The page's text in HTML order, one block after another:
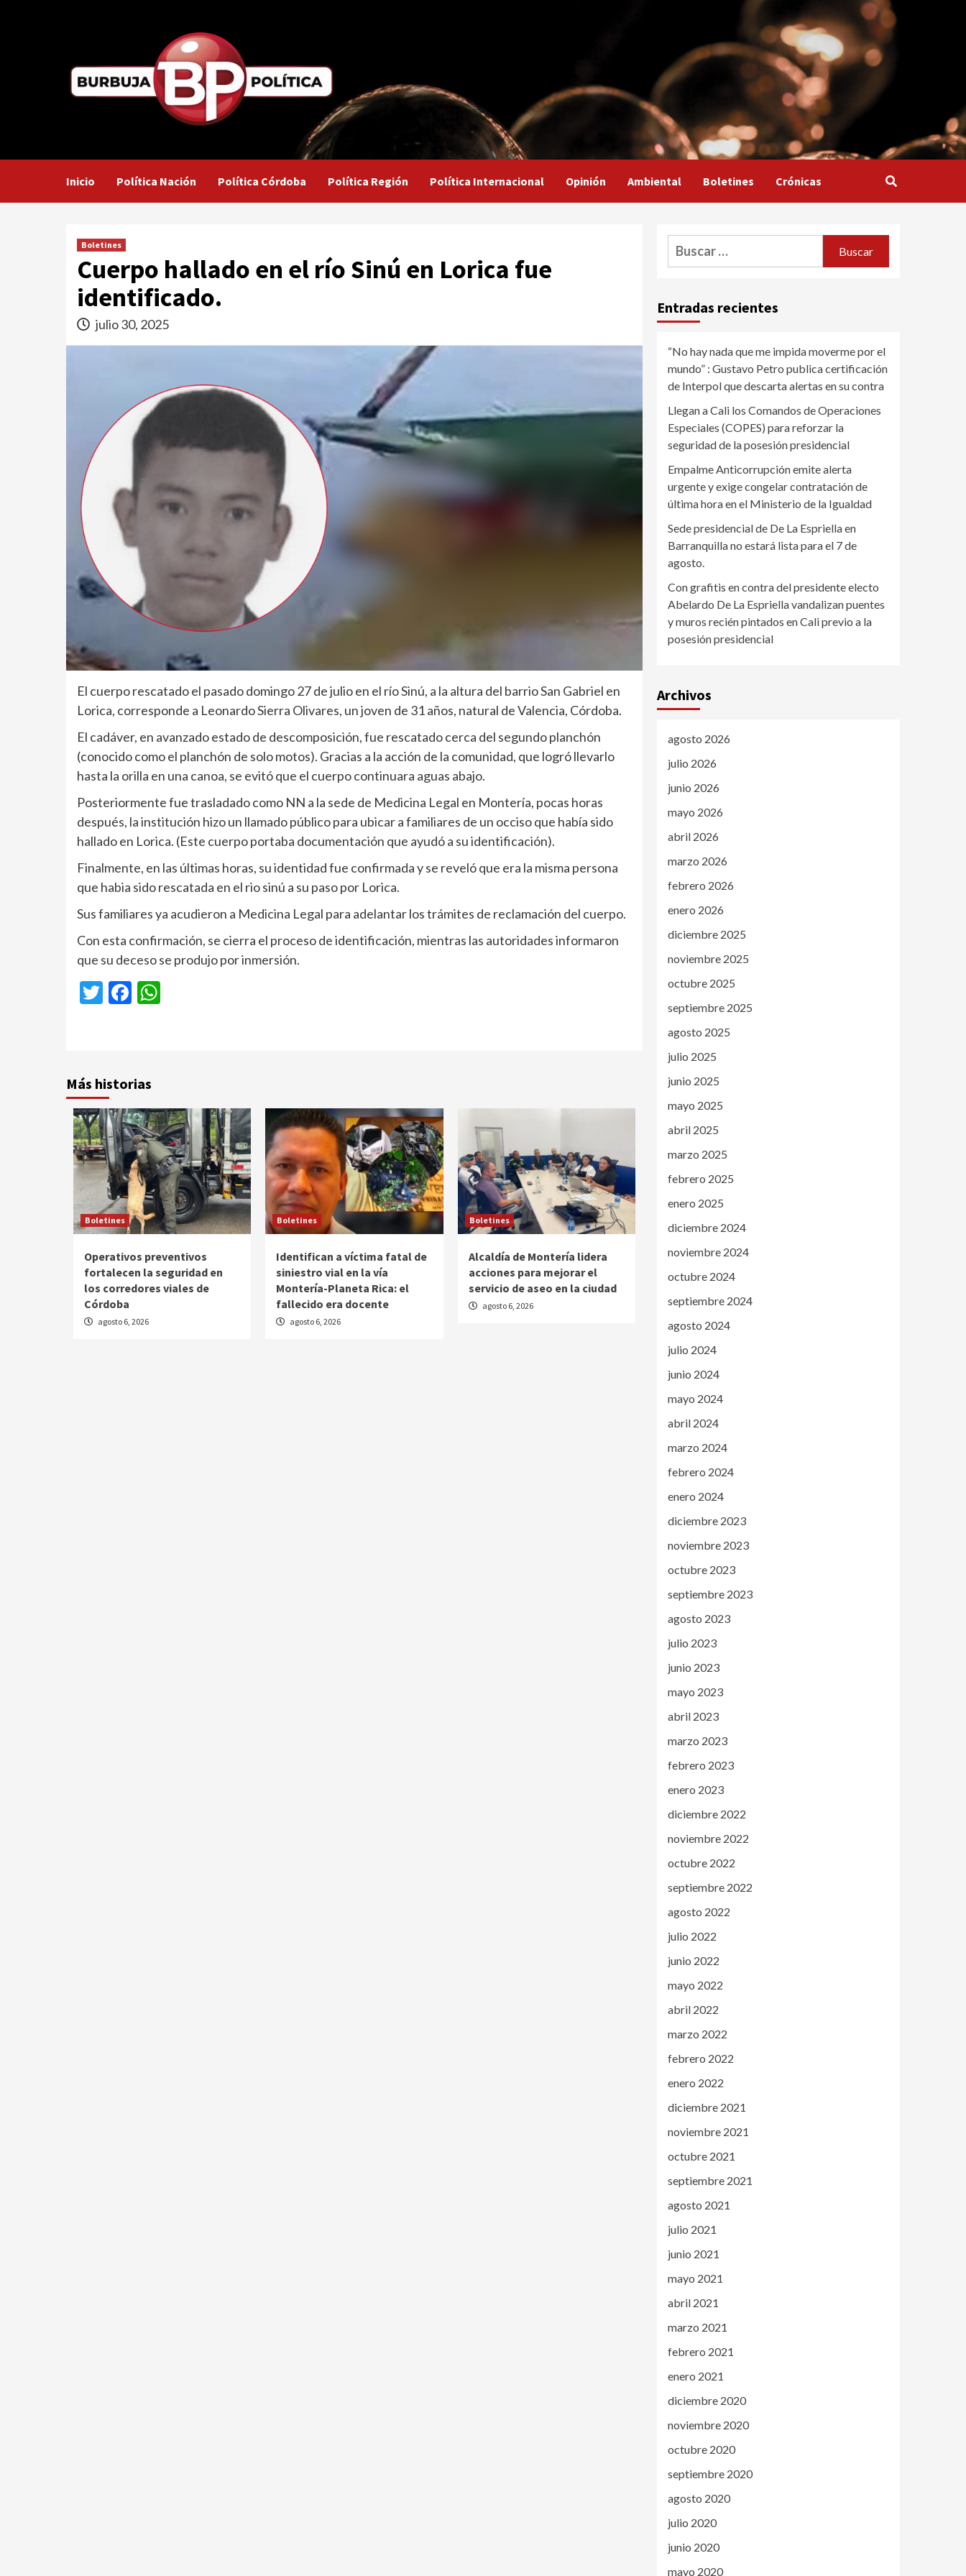
Inicio Política Nación Política Córdoba Política Región Política Internacional Opinión Ambiental Boletines Crónicas
Boletines
Cuerpo hallado en el río Sinú en Lorica fue
identificado.
julio 30, 2025
El cuerpo rescatado el pasado domingo 27 de julio en el río Sinú, a la altura del barrio San Gabriel en
Lorica, corresponde a Leonardo Sierra Olivares, un joven de 31 años, natural de Valencia, Córdoba.
El cadáver, en avanzado estado de descomposición, fue rescatado cerca del segundo planchón
(conocido como el planchón de solo motos). Gracias a la acción de la comunidad, que logró llevarlo
hasta la orilla en una canoa, se evitó que el cuerpo continuara aguas abajo.
Posteriormente fue trasladado como NN a la sede de Medicina Legal en Montería, pocas horas
después, la institución hizo un llamado público para ubicar a familiares de un occiso que había sido
hallado en Lorica. (Este cuerpo portaba documentación que ayudó a su identificación).
Finalmente, en las últimas horas, su identidad fue confirmada y se reveló que era la misma persona
que habia sido rescatada en el rio sinú a su paso por Lorica.
Sus familiares ya acudieron a Medicina Legal para adelantar los trámites de reclamación del cuerpo.
Con esta confirmación, se cierra el proceso de identificación, mientras las autoridades informaron
que su deceso se produjo por inmersión.
TwitterFacebook
Más historias
Boletines
Operativos preventivos
fortalecen la seguridad en
los corredores viales de
Córdoba
agosto 6, 2026
Boletines
Identifican a víctima fatal de
siniestro vial en la vía
Montería-Planeta Rica: el
fallecido era docente
agosto 6, 2026
Boletines
Alcaldía de Montería lidera
acciones para mejorar el
servicio de aseo en la ciudad
agosto 6, 2026
Buscar:
Entradas recientes
“No hay nada que me impida moverme por el
mundo” : Gustavo Petro publica certificación
de Interpol que descarta alertas en su contra
Llegan a Cali los Comandos de Operaciones
Especiales (COPES) para reforzar la
seguridad de la posesión presidencial
Empalme Anticorrupción emite alerta
urgente y exige congelar contratación de
última hora en el Ministerio de la Igualdad
Sede presidencial de De La Espriella en
Barranquilla no estará lista para el 7 de
agosto.
Con grafitis en contra del presidente electo
Abelardo De La Espriella vandalizan puentes
y muros recién pintados en Cali previo a la
posesión presidencial
Archivos
agosto 2026
julio 2026
junio 2026
mayo 2026
abril 2026
marzo 2026
febrero 2026
enero 2026
diciembre 2025
noviembre 2025
octubre 2025
septiembre 2025
agosto 2025
julio 2025
junio 2025
mayo 2025
abril 2025
marzo 2025
febrero 2025
enero 2025
diciembre 2024
noviembre 2024
octubre 2024
septiembre 2024
agosto 2024
julio 2024
junio 2024
mayo 2024
abril 2024
marzo 2024
febrero 2024
enero 2024
diciembre 2023
noviembre 2023
octubre 2023
septiembre 2023
agosto 2023
julio 2023
junio 2023
mayo 2023
abril 2023
marzo 2023
febrero 2023
enero 2023
diciembre 2022
noviembre 2022
octubre 2022
septiembre 2022
agosto 2022
julio 2022
junio 2022
mayo 2022
abril 2022
marzo 2022
febrero 2022
enero 2022
diciembre 2021
noviembre 2021
octubre 2021
septiembre 2021
agosto 2021
julio 2021
junio 2021
mayo 2021
abril 2021
marzo 2021
febrero 2021
enero 2021
diciembre 2020
noviembre 2020
octubre 2020
septiembre 2020
agosto 2020
julio 2020
junio 2020
mayo 2020